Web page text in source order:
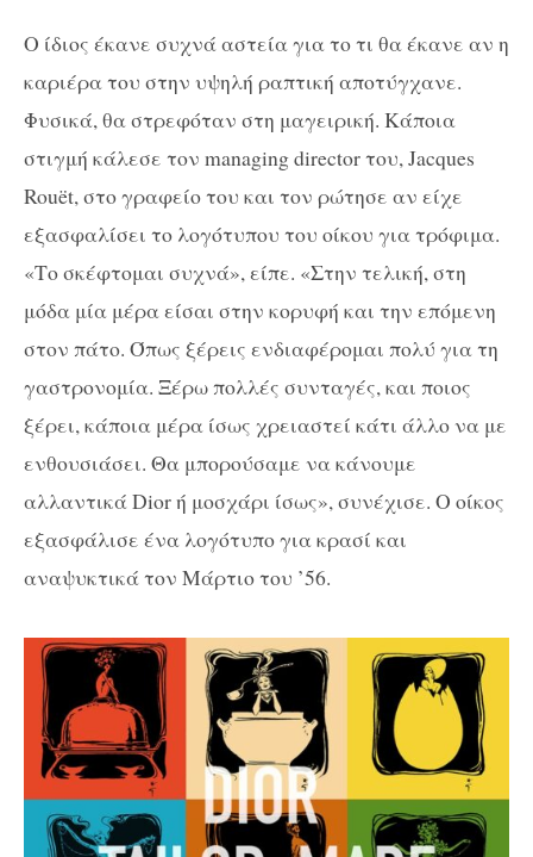
Ο ίδιος έκανε συχνά αστεία για το τι θα έκανε αν η
καριέρα του στην υψηλή ραπτική αποτύγχανε.
Φυσικά, θα στρεφόταν στη μαγειρική. Κάποια
στιγμή κάλεσε τον managing director του, Jacques
Rouët, στο γραφείο του και τον ρώτησε αν είχε
εξασφαλίσει το λογότυπου του οίκου για τρόφιμα.
«Το σκέφτομαι συχνά», είπε. «Στην τελική, στη
μόδα μία μέρα είσαι στην κορυφή και την επόμενη
στον πάτο. Όπως ξέρεις ενδιαφέρομαι πολύ για τη
γαστρονομία. Ξέρω πολλές συνταγές, και ποιος
ξέρει, κάποια μέρα ίσως χρειαστεί κάτι άλλο να με
ενθουσιάσει. Θα μπορούσαμε να κάνουμε
αλλαντικά Dior ή μοσχάρι ίσως», συνέχισε. Ο οίκος
εξασφάλισε ένα λογότυπο για κρασί και
αναψυκτικά τον Μάρτιο του ’56.